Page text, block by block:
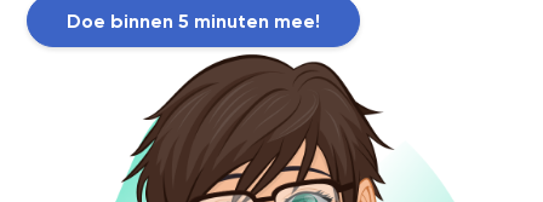
Doe binnen 5 minuten mee!